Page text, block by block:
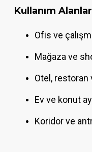
Kullanım
Ofis ve
Mağaza ve
Otel, restoran
Ev ve konut
Koridor ve